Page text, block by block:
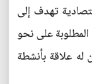
تهدف إلى
على نحو
له علاقة بأنشطة